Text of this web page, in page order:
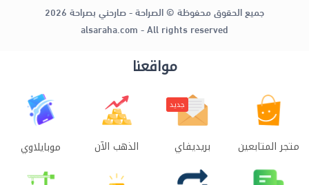
جميع الحقوق محفوظة © الصراحة - صارحني بصراحة 2026
alsaraha.com - All rights reserved